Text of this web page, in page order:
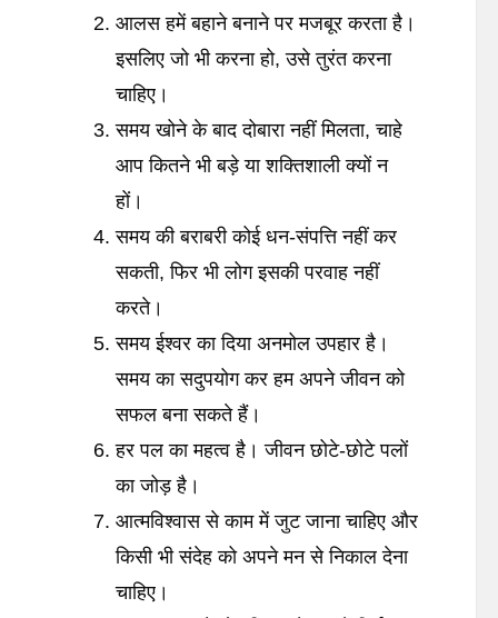
आलस हमें बहाने बनाने पर मजबूर करता है।
इसलिए जो भी करना हो, उसे तुरंत करना
चाहिए।
समय खोने के बाद दोबारा नहीं मिलता, चाहे
आप कितने भी बड़े या शक्तिशाली क्यों न
हों।
समय की बराबरी कोई धन-संपत्ति नहीं कर
सकती, फिर भी लोग इसकी परवाह नहीं
करते।
समय ईश्वर का दिया अनमोल उपहार है।
समय का सदुपयोग कर हम अपने जीवन को
सफल बना सकते हैं।
हर पल का महत्व है। जीवन छोटे-छोटे पलों
का जोड़ है।
आत्मविश्वास से काम में जुट जाना चाहिए और
किसी भी संदेह को अपने मन से निकाल देना
चाहिए।